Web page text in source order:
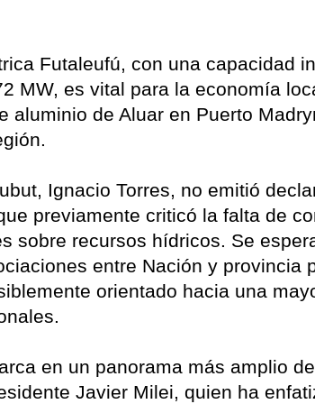
Futaleufú, con una capacidad
MW, es vital para la economía
aluminio de Aluar en Puerto
Ignacio Torres, no emitió
previamente criticó la falta de
sobre recursos hídricos. Se
entre Nación y provincia
orientado hacia una
en un panorama más amplio
Javier Milei, quien ha